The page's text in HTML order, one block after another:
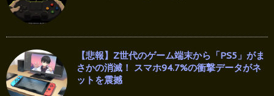
【悲報】Z世代のゲーム端末から「PS5」がま
さかの消滅！ スマホ94.7%の衝撃データがネ
ットを震撼